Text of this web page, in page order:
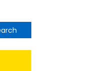
for: